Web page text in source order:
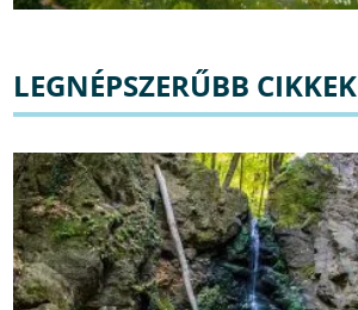
LEGNÉPSZERŰBB CIKKEK